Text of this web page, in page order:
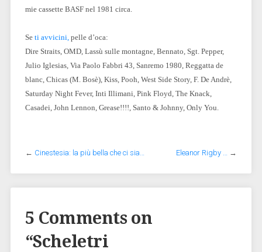
mie cassette BASF nel 1981 circa.
Se ti avvicini,pelle d’oca:
Dire Straits, OMD, Lassù sulle montagne, Bennato, Sgt. Pepper,
Julio Iglesias, Via Paolo Fabbri 43, Sanremo 1980, Reggatta de
blanc, Chicas (M. Bosè), Kiss, Pooh, West Side Story, F. De Andrè,
Saturday Night Fever, Inti Illimani, Pink Floyd, The Knack,
Casadei, John Lennon, Grease!!!!, Santo & Johnny, Only You.
← Cinestesia: la più bella che ci sia… Eleanor Rigby … →
5 Comments on
“Scheletri